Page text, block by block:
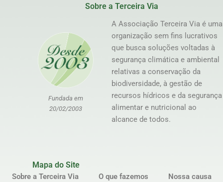
Sobre a Terceira Via
Fundada em
20/02/2003
A Associação Terceira Via é uma
organização sem fins lucrativos
que busca soluções voltadas à
segurança climática e ambiental
relativas a conservação da
biodiversidade, à gestão de
recursos hídricos e da segurança
alimentar e nutricional ao
alcance de todos.
Mapa do Site
Sobre a Terceira Via O que fazemos
Nossa causa